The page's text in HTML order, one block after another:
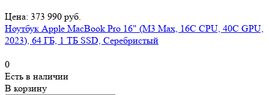
Цена: 373 990 руб.
Ноутбук Apple MacBook Pro 16" (M3 Max, 16C CPU, 40C GPU,
2023), 64 ГБ, 1 ТБ SSD, Серебристый
0
Есть в наличии
В корзину